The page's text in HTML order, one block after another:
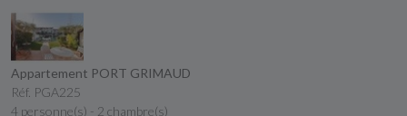
Appartement PORT GRIMAUD
Réf. PGA225
4 personne(s) - 2 chambre(s)